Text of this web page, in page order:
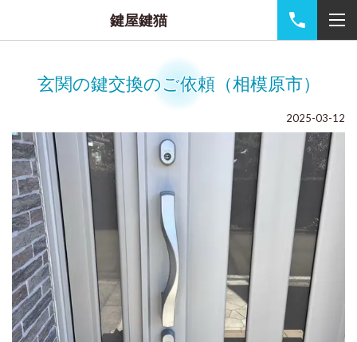
鍵屋鍵猫
玄関の鍵交換のご依頼（相模原市）
2025-03-12